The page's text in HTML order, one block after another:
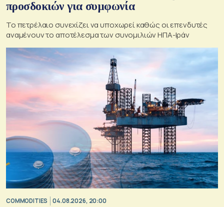
προσδοκιών για συμφωνία
Το πετρέλαιο συνεχίζει να υποχωρεί καθώς οι επενδυτές
αναμένουν το αποτέλεσμα των συνομιλιών ΗΠΑ-Ιράν
COMMODITIES 04.08.2026, 20:00